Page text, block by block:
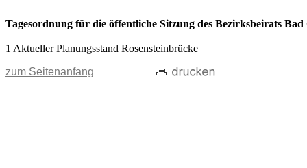
Tagesordnung für die öffentliche Sitzung des Bezirksbeirats
1 Aktueller Planungsstand Rosensteinbrücke
zum Seitenanfang